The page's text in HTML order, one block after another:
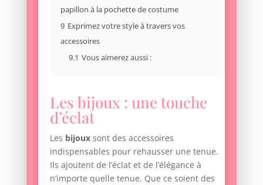
papillon à la pochette de costume
9 Exprimez votre style à travers vos
accessoires
9.1 Vous aimerez aussi :
Les bijoux : une touche
d’éclat
Les bijouxsont des accessoires
indispensables pour rehausser une tenue.
Ils ajoutent de l’éclat et de l’élégance à
n’importe quelle tenue. Que ce soient des